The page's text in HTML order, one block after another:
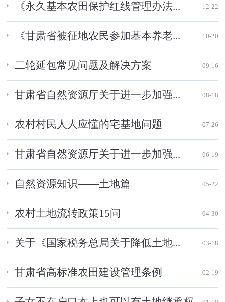
《永久基本农田保护红线管理办法... 12-22
《甘肃省被征地农民参加基本养老... 10-20
二轮延包常见问题及解决方案 09-16
甘肃省自然资源厅关于进一步加强... 08-18
农村村民人人应懂的宅基地问题 07-26
甘肃省自然资源厅关于进一步加强... 06-19
自然资源知识——土地篇 05-22
农村土地流转政策15问 04-30
关于《国家税务总局关于降低土地... 03-18
甘肃省高标准农田建设管理条例 02-19